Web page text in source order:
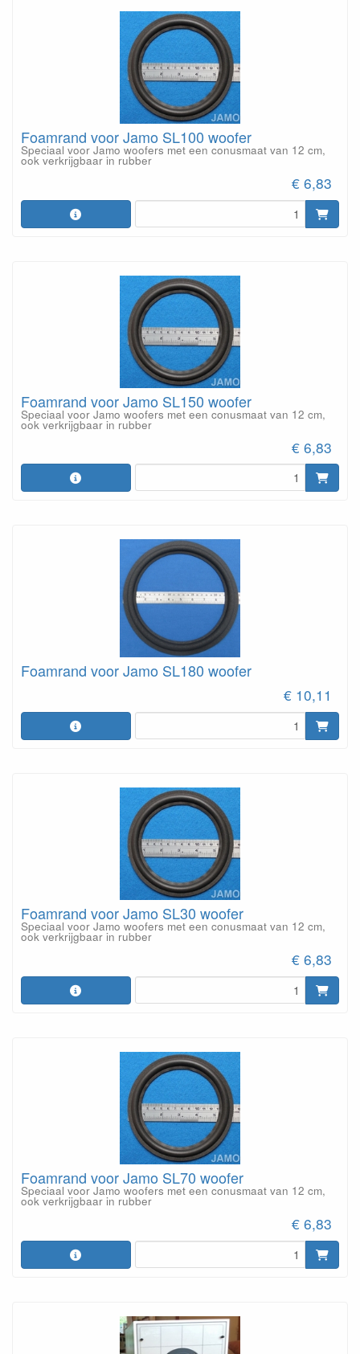
Foamrand voor Jamo SL100 woofer
Speciaal voor Jamo woofers met een conusmaat van 12 cm,
ook verkrijgbaar in rubber
€ 6,83
Foamrand voor Jamo SL150 woofer
Speciaal voor Jamo woofers met een conusmaat van 12 cm,
ook verkrijgbaar in rubber
€ 6,83
Foamrand voor Jamo SL180 woofer
€ 10,11
Foamrand voor Jamo SL30 woofer
Speciaal voor Jamo woofers met een conusmaat van 12 cm,
ook verkrijgbaar in rubber
€ 6,83
Foamrand voor Jamo SL70 woofer
Speciaal voor Jamo woofers met een conusmaat van 12 cm,
ook verkrijgbaar in rubber
€ 6,83